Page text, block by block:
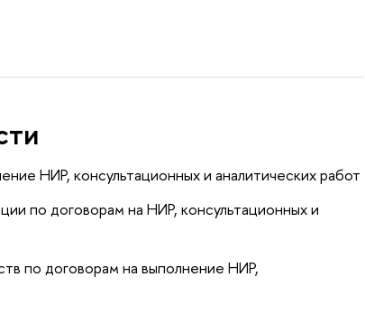
НИР, консультационных и аналитических работ
по договорам на НИР, консультационных и
по договорам на выполнение НИР,